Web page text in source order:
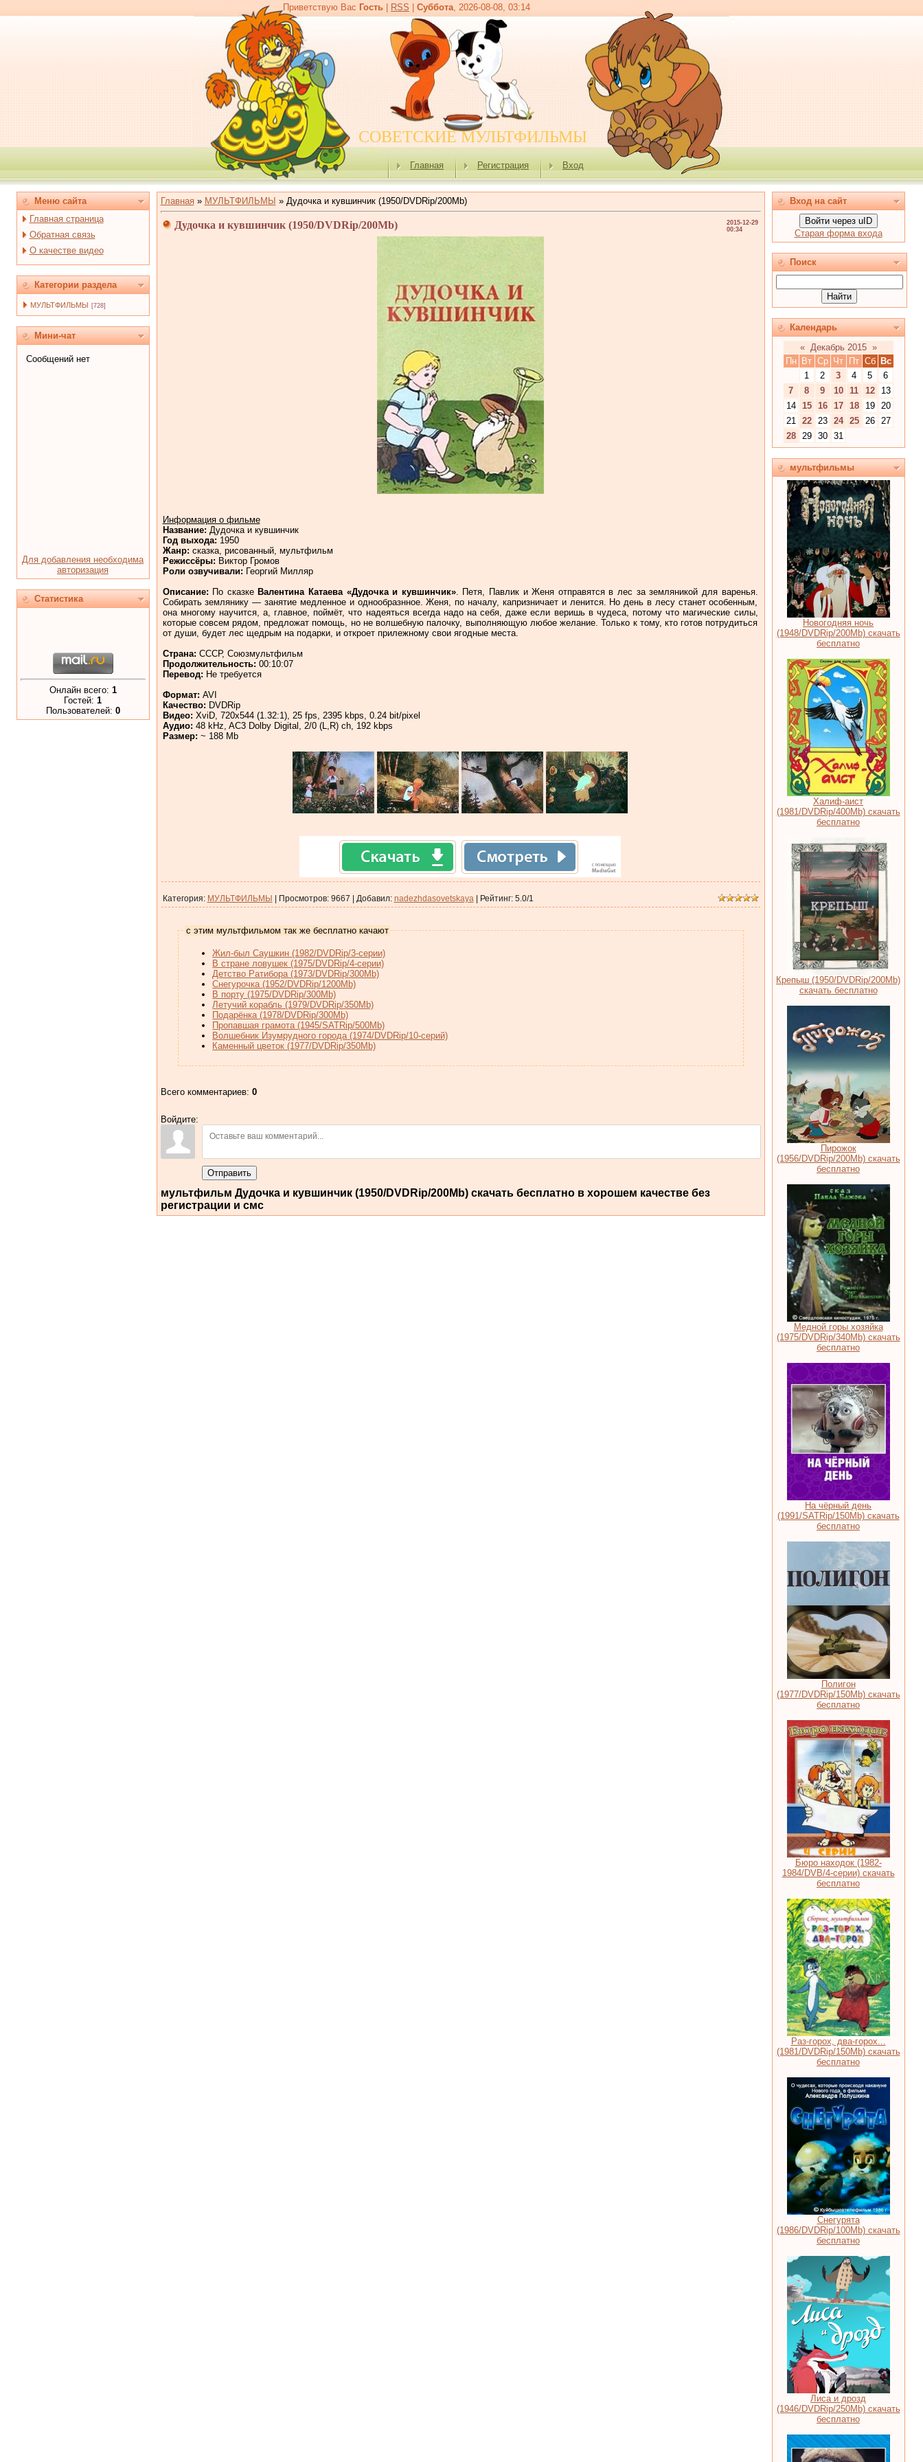
Приветствую Вас Гость RSS Суббота, 2026-08-08, 03:14
СОВЕТСКИЕ МУЛЬТФИЛЬМЫ
Главная Регистрация Вход
Меню сайта
Главная страница
Обратная связь
О качестве видео
Категории раздела
МУЛЬТФИЛЬМЫ [728]
Мини-чат
Для добавления необходима
авторизация
Статистика
Онлайн всего: 1
Гостей: 1
Пользователей: 0
Главная» МУЛЬТФИЛЬМЫ » Дудочка и кувшинчик (1950/DVDRip/200Mb)
2015-12-29
00:34
Дудочка и кувшинчик (1950/DVDRip/200Mb)
Информация о фильме
Название: Дудочка и кувшинчик
Год выхода: 1950
Жанр: сказка, рисованный, мультфильм
Режиссёры: Виктор Громов
Роли озвучивали: Георгий Милляр
Описание: По сказке Валентина Катаева «Дудочка и кувшинчик». Петя, Павлик и Женя отправятся в лес за земляникой для варенья.
Собирать землянику — занятие медленное и однообразнное. Женя, по началу, капризничает и ленится. Но день в лесу станет особенным,
она многому научится, а, главное, поймёт, что надеяться всегда надо на себя, даже если веришь в чудеса, потому что магические силы,
которые совсем рядом, предложат помощь, но не волшебную палочку, выполняющую любое желание. Только к тому, кто готов потрудиться
от души, будет лес щедрым на подарки, и откроет прилежному свои ягодные места.
Страна: СССР, Союзмультфильм
Продолжительность: 00:10:07
Перевод: Не требуется
Формат: AVI
Качество: DVDRip
Видео: XviD, 720x544 (1.32:1), 25 fps, 2395 kbps, 0.24 bit/pixel
Аудио: 48 kHz, AC3 Dolby Digital, 2/0 (L,R) ch, 192 kbps
Размер: ~ 188 Mb
Категория: МУЛЬТФИЛЬМЫ Просмотров: 9667 Добавил: nadezhdasovetskaya Рейтинг: 5.0/1
с этим мультфильмом так же бесплатно качают
Жил-был Саушкин (1982/DVDRip/3-серии)
В стране ловушек (1975/DVDRip/4-серии)
Детство Ратибора (1973/DVDRip/300Mb)
Снегурочка (1952/DVDRip/1200Mb)
В порту (1975/DVDRip/300Mb)
Летучий корабль (1979/DVDRip/350Mb)
Подарёнка (1978/DVDRip/300Mb)
Пропавшая грамота (1945/SATRip/500Mb)
Волшебник Изумрудного города (1974/DVDRip/10-серий)
Каменный цветок (1977/DVDRip/350Mb)
Всего комментариев: 0
Войдите:
Отправить
мультфильм Дудочка и кувшинчик (1950/DVDRip/200Mb) скачать бесплатно в хорошем качестве без
регистрации и смс
Вход на сайт
Войти через uID
Старая форма входа
Поиск
Календарь
« Декабрь 2015 »
Пн
Вт Ср Чт Пт Сб
Вс
1
2 3 4 5
6
7
8 9 10 11 12
13
14
15 16 17 18 19
20
21
22 23 24 25 26
27
28
29 30 31
мультфильмы
Новогодняя ночь
(1948/DVDRip/200Mb) скачать
бесплатно
Халиф-аист
(1981/DVDRip/400Mb) скачать
бесплатно
Крепыш (1950/DVDRip/200Мb)
скачать бесплатно
Пирожок
(1956/DVDRip/200Mb) скачать
бесплатно
Медной горы хозяйка
(1975/DVDRip/340Mb) скачать
бесплатно
На чёрный день
(1991/SATRip/150Mb) скачать
бесплатно
Полигон
(1977/DVDRip/150Mb) скачать
бесплатно
Бюро находок (1982-
1984/DVB/4-серии) скачать
бесплатно
Раз-горох, два-горох...
(1981/DVDRip/150Mb) скачать
бесплатно
Снегурята
(1986/DVDRip/100Mb) скачать
бесплатно
Лиса и дрозд
(1946/DVDRip/250Mb) скачать
бесплатно